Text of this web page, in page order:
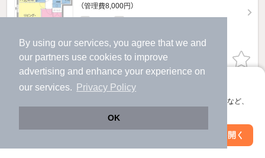
By using our services, you agree that we and
our partners use cookies to improve
advertising and enhance your experience on
our services.
Privacy Policy
OK
アプリに切り替えて、サクサクお部屋探し
会員登録なしですぐ使える。マップ検索やお気に入り保存など、
アプリを開く
（管理費8,000円）
物件詳細を見る
ほか提供
絞り込み条件を変更